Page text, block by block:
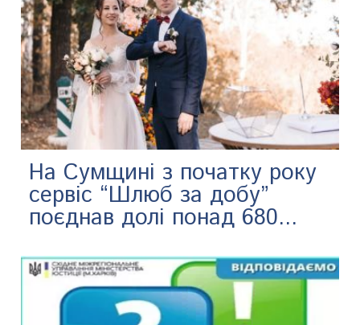
На Сумщині з початку року
сервіс “Шлюб за добу”
поєднав долі понад 680...